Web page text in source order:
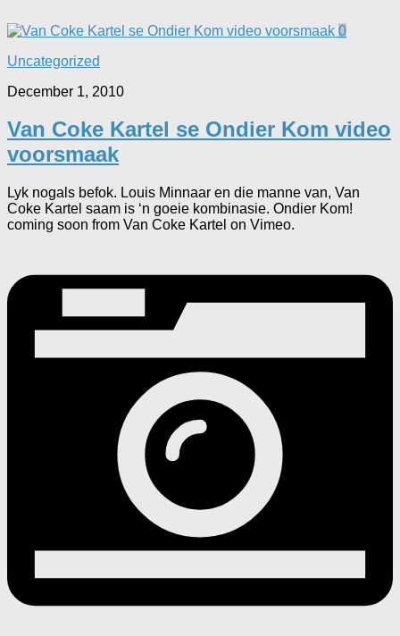
0
Uncategorized
December 1, 2010
Van Coke Kartel se Ondier Kom video
voorsmaak
Lyk nogals befok. Louis Minnaar en die manne van, Van
Coke Kartel saam is ‘n goeie kombinasie. Ondier Kom!
coming soon from Van Coke Kartel on Vimeo.